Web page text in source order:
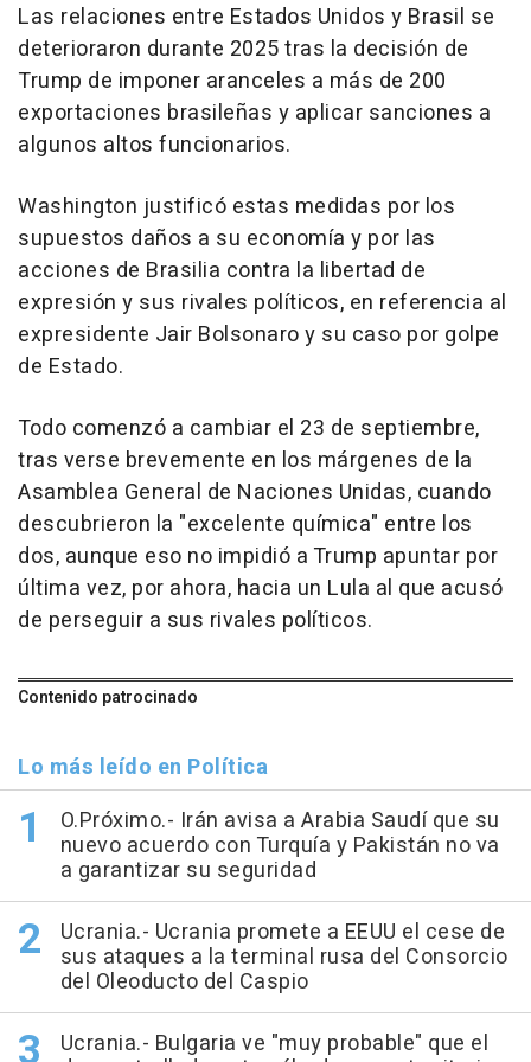
Las relaciones entre Estados Unidos y Brasil se
deterioraron durante 2025 tras la decisión de
Trump de imponer aranceles a más de 200
exportaciones brasileñas y aplicar sanciones a
algunos altos funcionarios.
Washington justificó estas medidas por los
supuestos daños a su economía y por las
acciones de Brasilia contra la libertad de
expresión y sus rivales políticos, en referencia al
expresidente Jair Bolsonaro y su caso por golpe
de Estado.
Todo comenzó a cambiar el 23 de septiembre,
tras verse brevemente en los márgenes de la
Asamblea General de Naciones Unidas, cuando
descubrieron la "excelente química" entre los
dos, aunque eso no impidió a Trump apuntar por
última vez, por ahora, hacia un Lula al que acusó
de perseguir a sus rivales políticos.
Contenido patrocinado
Lo más leído en Política
O.Próximo.- Irán avisa a Arabia Saudí que su
nuevo acuerdo con Turquía y Pakistán no va
a garantizar su seguridad
Ucrania.- Ucrania promete a EEUU el cese de
sus ataques a la terminal rusa del Consorcio
del Oleoducto del Caspio
Ucrania.- Bulgaria ve "muy probable" que el